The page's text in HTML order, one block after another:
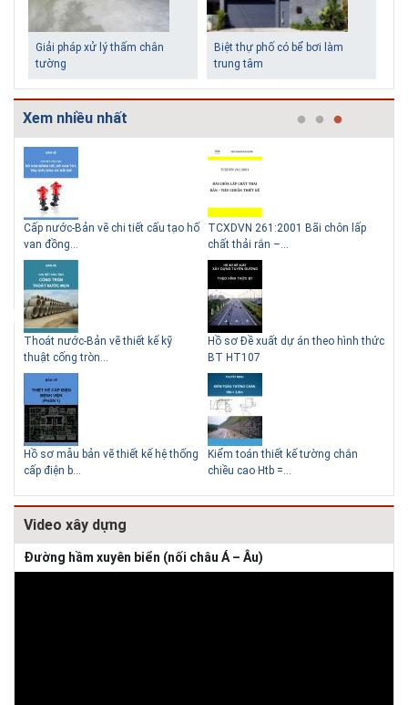
Giải pháp xử lý thấm chân
tường
Biệt thự phố có bể bơi làm
trung tâm
Những ngôi nhà một tầng ít
tiền vẫn đẹp
Lý do nên sử dụng gạch block
Thiết kế nhà siêu nhỏ độc đáo
Xem nhiều nhất
Cấp nước-Bản vẽ chi tiết cấu tạo hố
van đồng...
Thoát nước-Bản vẽ thiết kế kỹ
thuật cống tròn...
Hồ sơ mẫu bản vẽ thiết kế hệ thống
cấp điện b...
TCXDVN 261:2001 Bãi chôn lấp
chất thải rắn –...
Hồ sơ Đề xuất dự án theo hình thức
BT HT107
Kiểm toán thiết kế tường chắn
chiều cao Htb =...
Video xây dựng
Đường hầm xuyên biển (nối châu Á – Âu)